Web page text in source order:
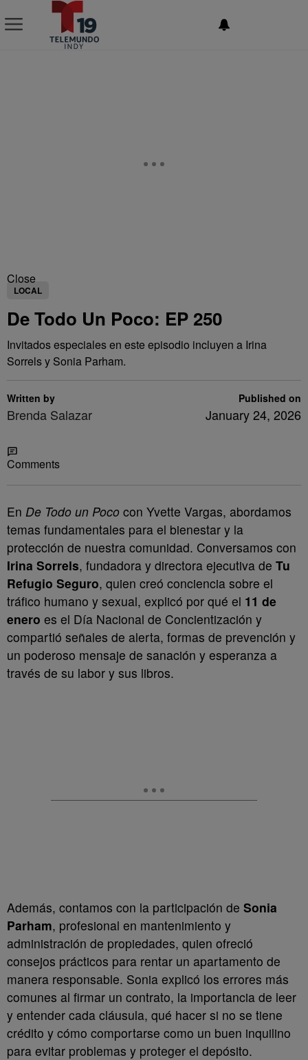
Close
LOCAL
De Todo Un Poco: EP 250
Invitados especiales en este episodio incluyen a Irina
Sorrels y Sonia Parham.
Written by
Brenda Salazar
Published on
January 24, 2026
Comments
En De Todo un Poco con Yvette Vargas, abordamos
temas fundamentales para el bienestar y la
protección de nuestra comunidad. Conversamos con
Irina Sorrels, fundadora y directora ejecutiva de Tu
Refugio Seguro, quien creó conciencia sobre el
tráfico humano y sexual, explicó por qué el 11 de
enero es el Día Nacional de Concientización y
compartió señales de alerta, formas de prevención y
un poderoso mensaje de sanación y esperanza a
través de su labor y sus libros.
Además, contamos con la participación de Sonia
Parham, profesional en mantenimiento y
administración de propiedades, quien ofreció
consejos prácticos para rentar un apartamento de
manera responsable. Sonia explicó los errores más
comunes al firmar un contrato, la importancia de leer
y entender cada cláusula, qué hacer si no se tiene
crédito y cómo comportarse como un buen inquilino
para evitar problemas y proteger el depósito.